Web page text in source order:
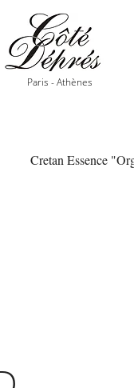
Paris - Athènes
Cretan Essence